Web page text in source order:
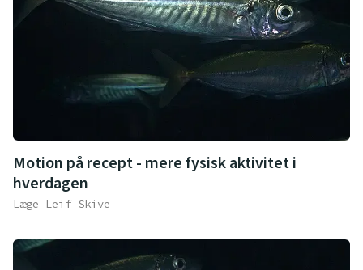
Motion på recept - mere fysisk aktivitet i
hverdagen
Læge Leif Skive